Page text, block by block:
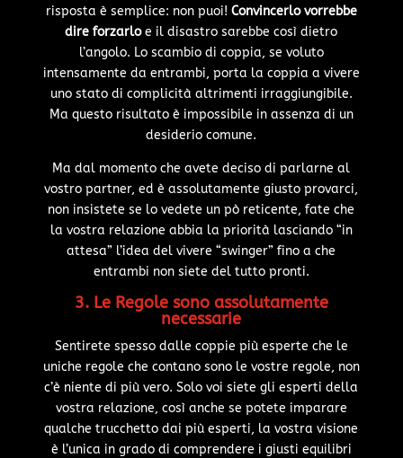
risposta è semplice: non puoi! Convincerlo vorrebbe
dire forzarloe il disastro sarebbe così dietro
l’angolo. Lo scambio di coppia, se voluto
intensamente da entrambi, porta la coppia a vivere
uno stato di complicità altrimenti irraggiungibile.
Ma questo risultato è impossibile in assenza di un
desiderio comune.
Ma dal momento che avete deciso di parlarne al
vostro partner, ed è assolutamente giusto provarci,
non insistete se lo vedete un pò reticente, fate che
la vostra relazione abbia la priorità lasciando “in
attesa” l’idea del vivere “swinger” fino a che
entrambi non siete del tutto pronti.
3. Le Regole sono assolutamente
necessarie
Sentirete spesso dalle coppie più esperte che le
uniche regole che contano sono le vostre regole, non
c’è niente di più vero. Solo voi siete gli esperti della
vostra relazione, così anche se potete imparare
qualche trucchetto dai più esperti, la vostra visione
è l’unica in grado di comprendere i giusti equilibri